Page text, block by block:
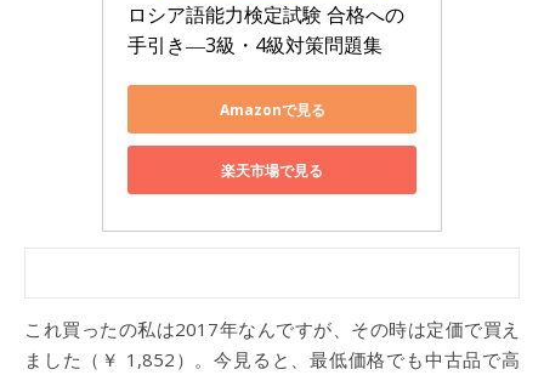
ロシア語能力検定試験 合格への
手引き―3級・4級対策問題集
Amazonで見る
楽天市場で見る
これ買ったの私は2017年なんですが、その時は定価で買え
ました（￥ 1,852）。今見ると、最低価格でも中古品で高